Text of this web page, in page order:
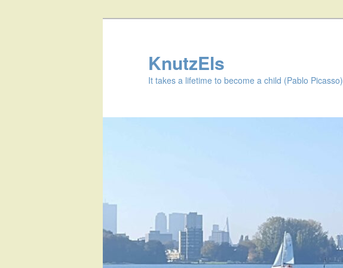
KnutzEls
It takes a lifetime to become a child (Pablo Picasso)